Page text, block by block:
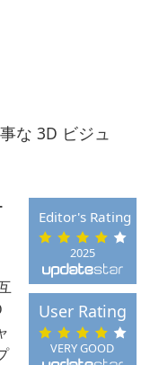
な 3D ビジュ
2025
Editor's Rating
VERY GOOD
User Rating